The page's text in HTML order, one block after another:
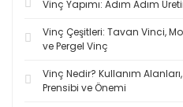
Vinç Yapımı: Adım Adım
Vinç Çeşitleri: Tavan Vinci,
ve Pergel Vinç
Vinç Nedir? Kullanım
Prensibi ve Önemi